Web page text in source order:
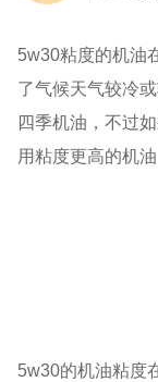
5w30粘度的机油
了气候天气较冷
四季机油，不过
用粘度更高的机
5w30的机油粘度